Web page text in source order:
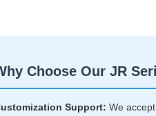
Choose Our JR
Support: We